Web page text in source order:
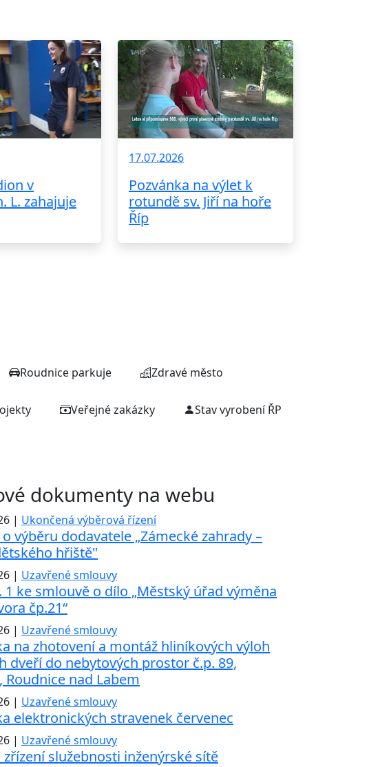
v
L. zahajuje
17.07.2026
Pozvánka na výlet k
rotundě sv. Jiří na hoře
Říp
Roudnice parkuje Zdravé město
Veřejné zakázky Stav vyrobení ŘP
dokumenty na webu
| Ukončená výběrová řízení
výběru dodavatele „Zámecké zahrady –
hřiště"
| Uzavřené smlouvy
1 ke smlouvě o dílo „Městský úřad výměna
čp.21“
| Uzavřené smlouvy
na zhotovení a montáž hliníkových výloh
dveří do nebytových prostor č.p. 89,
Roudnice nad Labem
| Uzavřené smlouvy
elektronických stravenek červenec
| Uzavřené smlouvy
zřízení služebnosti inženýrské sítě